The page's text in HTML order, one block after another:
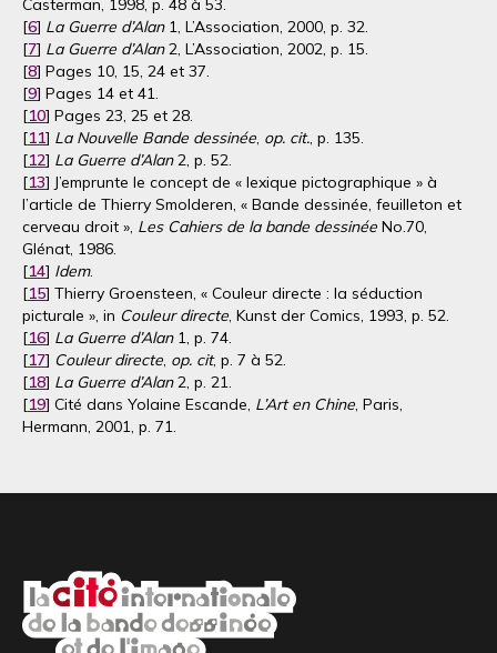
Casterman, 1998, p. 48 à 53.
[6] La Guerre d’Alan1, L’Association, 2000, p. 32.
[7] La Guerre d’Alan2, L’Association, 2002, p. 15.
[8] Pages 10, 15, 24 et 37.
[9] Pages 14 et 41.
[10] Pages 23, 25 et 28.
[11] La Nouvelle Bande dessinée, op. cit., p. 135.
[12] La Guerre d’Alan2, p. 52.
[13] J’emprunte le concept de « lexique pictographique » à
l’article de Thierry Smolderen, « Bande dessinée, feuilleton et
cerveau droit », Les Cahiers de la bande dessinée No.70,
Glénat, 1986.
[14] Idem.
[15] Thierry Groensteen, « Couleur directe : la séduction
picturale », in Couleur directe, Kunst der Comics, 1993, p. 52.
[16] La Guerre d’Alan1, p. 74.
[17] Couleur directe, op. cit, p. 7 à 52.
[18] La Guerre d’Alan2, p. 21.
[19] Cité dans Yolaine Escande, L’Art en Chine, Paris,
Hermann, 2001, p. 71.